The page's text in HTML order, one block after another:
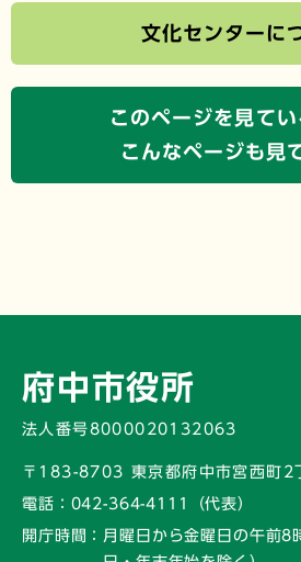
文化センターに
このページを見てい
こんなページも見
府中市役所
法人番号8000020132063
〒183-8703 東京都府中市宮西町2
電話： 042-364-4111（代表）
開庁時間： 月曜日から金曜日の午前8